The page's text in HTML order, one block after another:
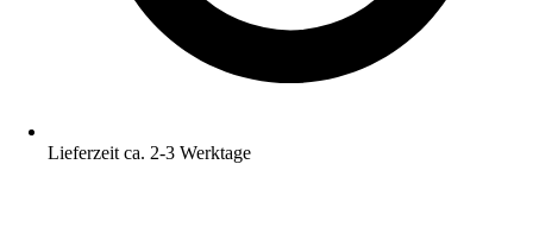
Lieferzeit ca. 2-3 Werktage